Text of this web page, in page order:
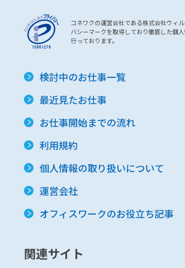
コネワクの運営会社である株式会社ウィ
バシーマークを取得しており徹底した個
行っております。
検討中のお仕事一覧
最近見たお仕事
お仕事開始までの流れ
利用規約
個人情報の取り扱いについて
運営会社
オフィスワークのお役立ち記事
関連サイト